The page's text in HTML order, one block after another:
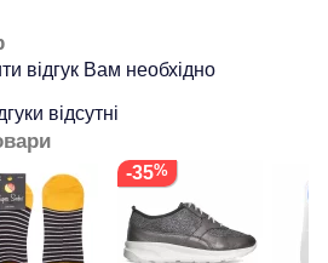
відгук Вам необхідно
відсутні
-35